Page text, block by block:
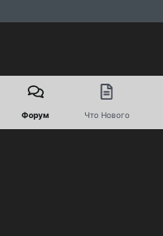
Форум Что Нового